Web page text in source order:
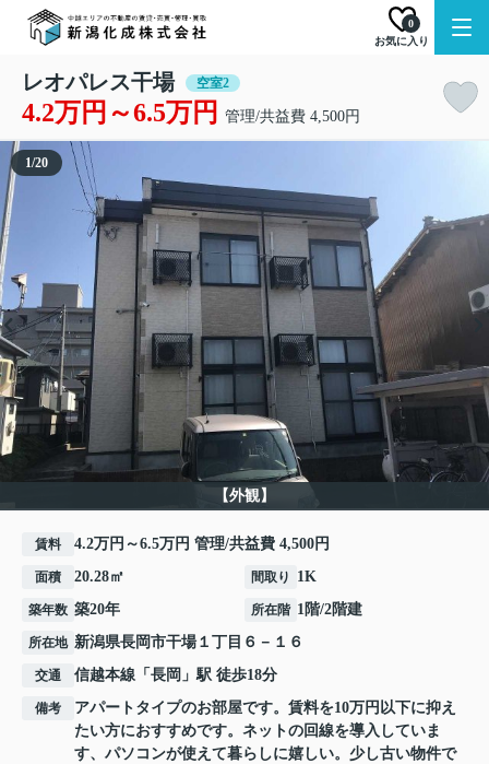
お気に入り
0
レオパレス干場 空室2
4.2万円～6.5万円 管理/共益費 4,500円
【外観】
1/20
賃料 4.2万円～6.5万円 管理/共益費 4,500円
面積 20.28㎡ 間取り 1K
築年数 築20年 所在階 1階/2階建
所在地 新潟県長岡市干場１丁目６－１６
交通 信越本線 「 長岡 」駅 徒歩18分
備考
アパートタイプのお部屋です。賃料を10万円以下に抑え
たい方におすすめです。ネットの回線を導入していま
す、パソコンが使えて暮らしに嬉しい。少し古い物件で